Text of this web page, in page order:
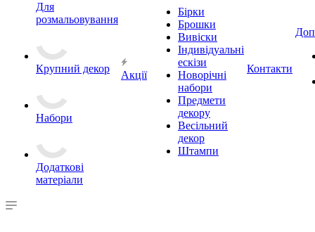
Для
розмальовування
Крупний декор
Набори
Додаткові
матеріали
Акції
Бірки
Брошки
Вивіски
Індивідуальні
ескізи
Новорічні
набори
Предмети
декору
Весільний
декор
Штампи
Контакти